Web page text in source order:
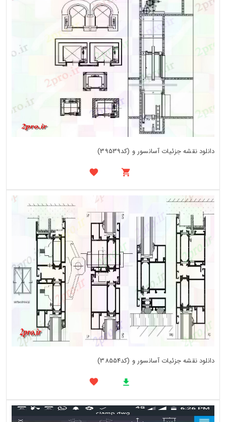
دانلود نقشه جزئیات آسانسور و (کد39539)
دانلود نقشه جزئیات آسانسور و (کد38554)